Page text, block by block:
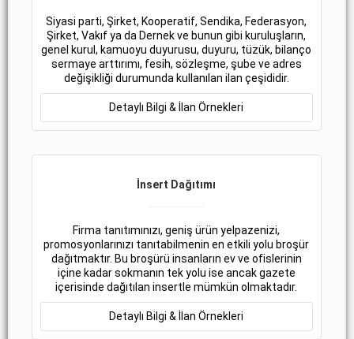
Siyasi parti, Şirket, Kooperatif, Sendika, Federasyon,
Şirket, Vakıf ya da Dernek ve bunun gibi kuruluşların,
genel kurul, kamuoyu duyurusu, duyuru, tüzük, bilanço
sermaye arttırımı, fesih, sözleşme, şube ve adres
değişikliği durumunda kullanılan ilan çeşididir.
Detaylı Bilgi & İlan Örnekleri
İnsert Dağıtımı
Firma tanıtımınızı, geniş ürün yelpazenizi,
promosyonlarınızı tanıtabilmenin en etkili yolu broşür
dağıtmaktır. Bu broşürü insanların ev ve ofislerinin
içine kadar sokmanın tek yolu ise ancak gazete
içerisinde dağıtılan insertle mümkün olmaktadır.
Detaylı Bilgi & İlan Örnekleri